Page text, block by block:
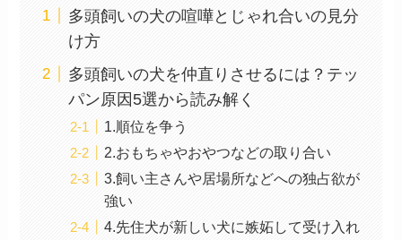
多頭飼いの犬の喧嘩とじゃれ合いの見分
け方
多頭飼いの犬を仲直りさせるには？テッ
パン原因5選から読み解く
1.順位を争う
2.おもちゃやおやつなどの取り合い
3.飼い主さんや居場所などへの独占欲が
強い
4.先住犬が新しい犬に嫉妬して受け入れ